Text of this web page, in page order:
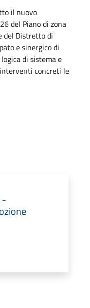
il nuovo
del Piano di zona
del Distretto di
e sinergico di
di sistema e
concreti le
-